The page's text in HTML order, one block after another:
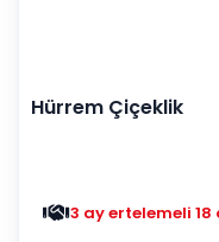
Hürrem Çiçeklik
3 ay ertelemeli 18